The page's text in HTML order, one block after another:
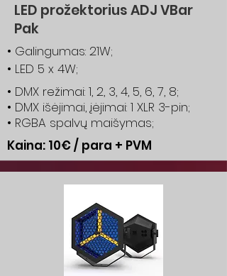
LED prožektorius ADJ VBar
Pak
• Galingumas: 21W;
• LED 5 x 4W;
• DMX režimai: 1, 2, 3, 4, 5, 6, 7, 8;
• DMX išėjimai, įėjimai: 1 XLR 3-pin;
• RGBA spalvų maišymas;
Kaina: 10€ / para + PVM